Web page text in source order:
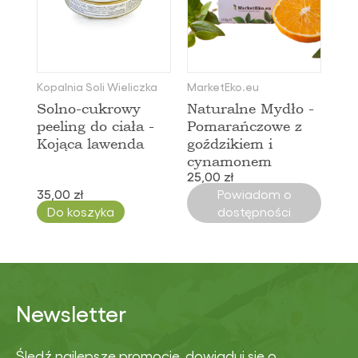
Kopalnia Soli Wieliczka
Solno-cukrowy
peeling do ciała -
Kojąca lawenda
35,00 zł
Do koszyka
MarketEko.eu
Naturalne Mydło -
Pomarańczowe z
goździkiem i
cynamonem
25,00 zł
Powiadom o
dostępności
Newsletter